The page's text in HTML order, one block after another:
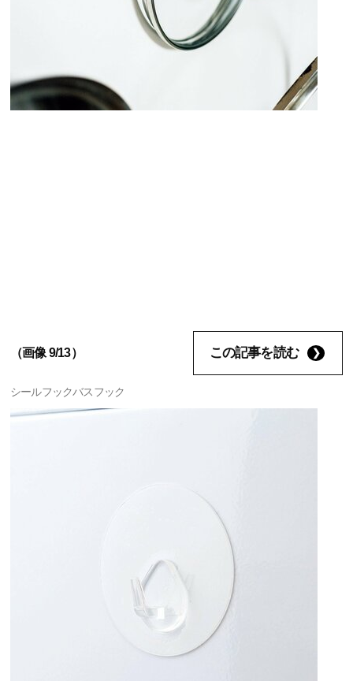
（画像 9/13） この記事を読む
シールフックバスフック